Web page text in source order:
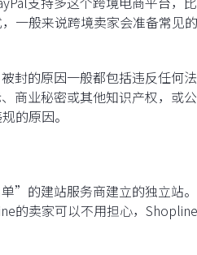
一般来说跨境卖家会准备常见
封的原因一般都包括违反任何
商业秘密或其他知识产权，或
的原因。
”的建站服务商建立的独立站
的卖家可以不用担心，